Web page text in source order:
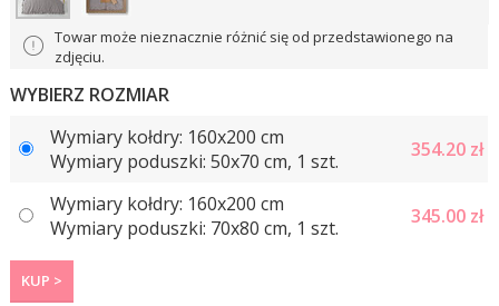
Towar może nieznacznie różnić się od przedstawionego na
zdjęciu.
WYBIERZ ROZMIAR
Wymiary kołdry: 160х200 cm
Wymiary poduszki: 50x70 cm, 1 szt.
354.20 zł
Wymiary kołdry: 160х200 cm
Wymiary poduszki: 70x80 cm, 1 szt.
345.00 zł
KUP >